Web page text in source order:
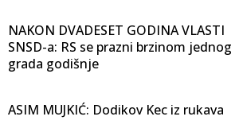
NAKON DVADESET GODINA VLASTI
SNSD-a: RS se prazni brzinom jednog
grada godišnje
ASIM MUJKIĆ: Dodikov Kec iz rukava